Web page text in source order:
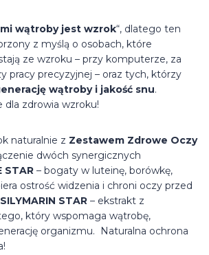
wątroby jest wzrok“, dlatego ten
z myślą o osobach, które
ze wzroku – przy komputerze, za
pracy precyzyjnej – oraz tych, którzy
wątroby i jakość snu.
dla zdrowia wzroku!
naturalnie z Zestawem Zdrowe Oczy
dwóch synergicznych
STAR – bogaty w luteinę, borówkę,
ostrość widzenia i chroni oczy przed
SILYMARIN STAR – ekstrakt z
który wspomaga wątrobę,
organizmu. Naturalna ochrona